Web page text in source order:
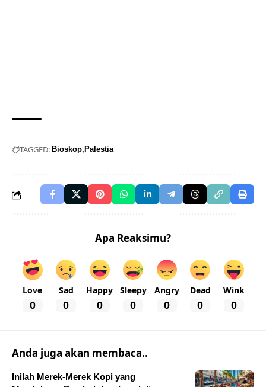
TAGGED: Bioskop Palestia
Apa Reaksimu?
Love
0
Sad
0
Happy
0
Sleepy
0
Angry
0
Dead
0
Wink
0
Anda juga akan membaca..
Inilah Merek-Merek Kopi yang